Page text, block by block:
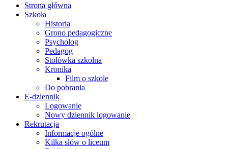
Strona główna
Szkoła
Historia
Grono pedagogiczne
Psycholog
Pedagog
Stołówka szkolna
Kronika
Film o szkole
Do pobrania
E-dziennik
Logowanie
Nowy dziennik logowanie
Rekrutacja
Informacje ogólne
Kilka słów o liceum